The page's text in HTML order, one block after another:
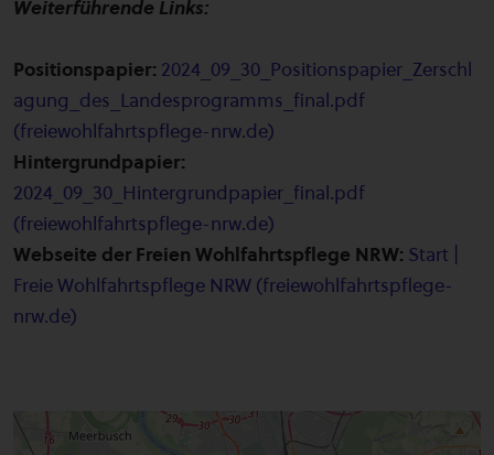
Weiterführende Links:
Positionspapier: 2024_09_30_Positionspapier_Zerschl
agung_des_Landesprogramms_final.pdf
(freiewohlfahrtspflege-nrw.de)
Hintergrundpapier:
2024_09_30_Hintergrundpapier_final.pdf
(freiewohlfahrtspflege-nrw.de)
Webseite der Freien Wohlfahrtspflege NRW: Start |
Freie Wohlfahrtspflege NRW (freiewohlfahrtspflege-
nrw.de)